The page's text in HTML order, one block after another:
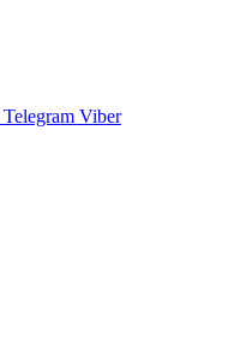
Telegram Viber